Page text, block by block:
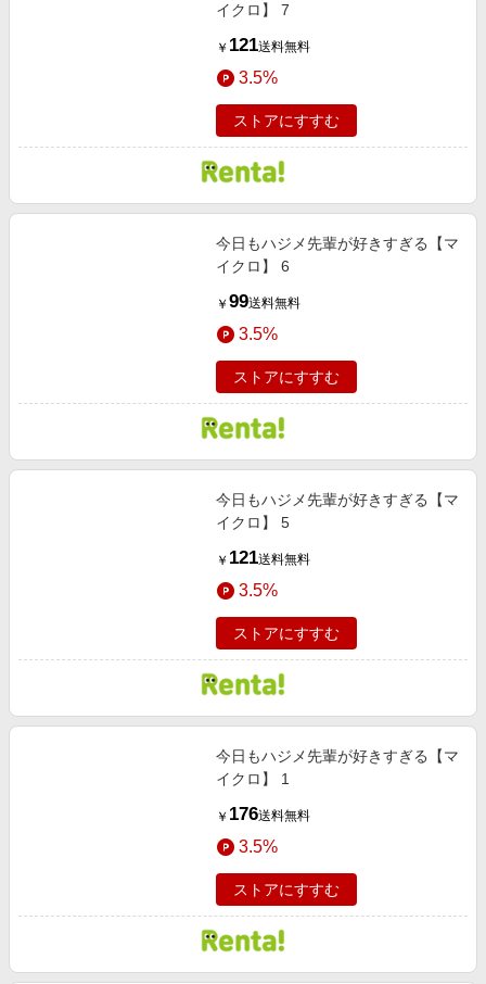
イクロ】 7
￥ 121送料無料
3.5%
ストアにすすむ
今日もハジメ先輩が好きすぎる【マ
イクロ】 6
￥ 99送料無料
3.5%
ストアにすすむ
今日もハジメ先輩が好きすぎる【マ
イクロ】 5
￥ 121送料無料
3.5%
ストアにすすむ
今日もハジメ先輩が好きすぎる【マ
イクロ】 1
￥ 176送料無料
3.5%
ストアにすすむ